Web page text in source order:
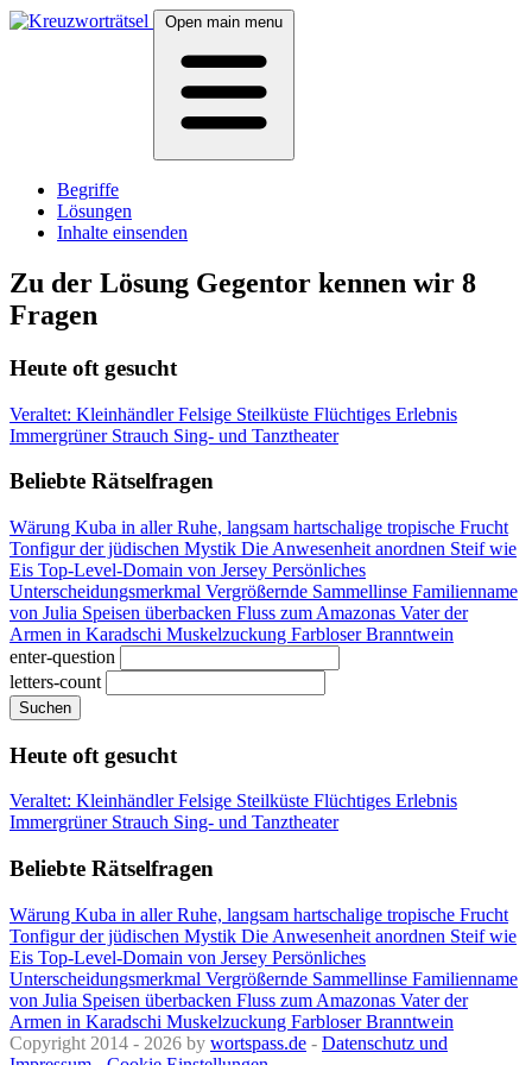
Open main menu
Begriffe
Lösungen
Inhalte einsenden
Zu der Lösung Gegentor kennen wir 8
Fragen
Heute oft gesucht
Veraltet: KleinhändlerFelsige Steilküste Flüchtiges Erlebnis
Immergrüner Strauch Sing- und Tanztheater
Beliebte Rätselfragen
Wärung Kuba in aller Ruhe, langsam hartschalige tropische Frucht
Tonfigur der jüdischen Mystik Die Anwesenheit anordnen Steif wie
Eis Top-Level-Domain von Jersey Persönliches
Unterscheidungsmerkmal Vergrößernde Sammellinse Familienname
von Julia Speisen überbacken Fluss zum Amazonas Vater der
Armen in Karadschi Muskelzuckung Farbloser Branntwein
enter-question
letters-count
Suchen
Heute oft gesucht
Veraltet: KleinhändlerFelsige Steilküste Flüchtiges Erlebnis
Immergrüner Strauch Sing- und Tanztheater
Beliebte Rätselfragen
Wärung Kuba in aller Ruhe, langsam hartschalige tropische Frucht
Tonfigur der jüdischen Mystik Die Anwesenheit anordnen Steif wie
Eis Top-Level-Domain von Jersey Persönliches
Unterscheidungsmerkmal Vergrößernde Sammellinse Familienname
von Julia Speisen überbacken Fluss zum Amazonas Vater der
Armen in Karadschi Muskelzuckung Farbloser Branntwein
Copyright 2014 - 2026 by wortspass.de - Datenschutz und